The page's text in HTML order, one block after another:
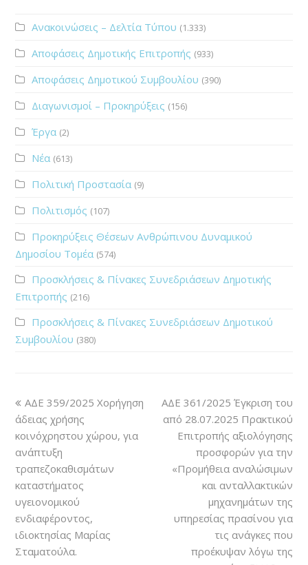
Ανακοινώσεις – Δελτία Τύπου (1.333)
Αποφάσεις Δημοτικής Επιτροπής (933)
Αποφάσεις Δημοτικού Συμβουλίου (390)
Διαγωνισμοί – Προκηρύξεις (156)
Έργα (2)
Νέα (613)
Πολιτική Προστασία (9)
Πολιτισμός (107)
Προκηρύξεις Θέσεων Ανθρώπινου Δυναμικού
Δημοσίου Τομέα (574)
Προσκλήσεις & Πίνακες Συνεδριάσεων Δημοτικής
Επιτροπής (216)
Προσκλήσεις & Πίνακες Συνεδριάσεων Δημοτικού
Συμβουλίου (380)
ΑΔΕ 359/2025 Χορήγηση
άδειας χρήσης
κοινόχρηστου χώρου, για
ανάπτυξη
τραπεζοκαθισμάτων
καταστήματος
υγειονομικού
ενδιαφέροντος,
ιδιοκτησίας Μαρίας
Σταματούλα.
ΑΔΕ 361/2025 Έγκριση του
από 28.07.2025 Πρακτικού
Επιτροπής αξιολόγησης
προσφορών για την
«Προμήθεια αναλώσιμων
και ανταλλακτικών
μηχανημάτων της
υπηρεσίας πρασίνου για
τις ανάγκες που
προέκυψαν λόγω της